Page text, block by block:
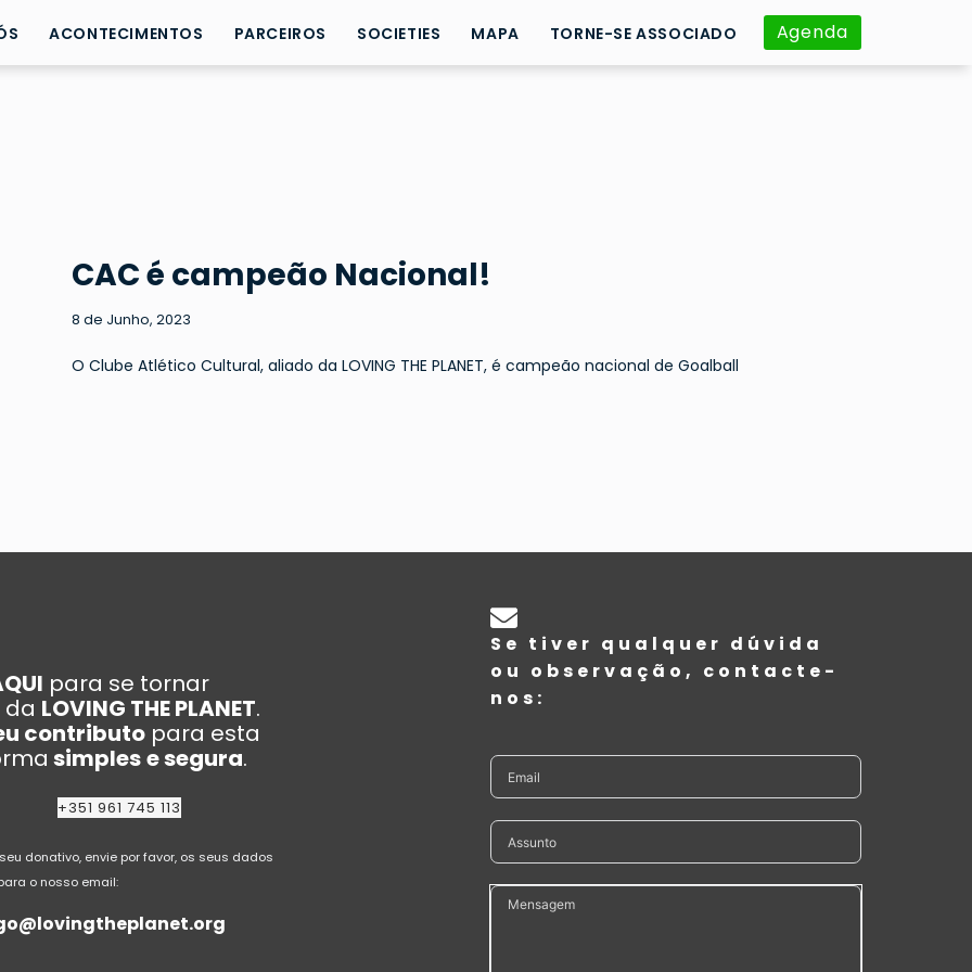
ACONTECIMENTOS PARCEIROS SOCIETIES MAPA TORNE-SE ASSOCIADO Agenda
CAC é campeão Nacional!
8 de Junho, 2023
O Clube Atlético Cultural, aliado da LOVING THE PLANET, é campeão nacional de Goalball
para se tornar
da LOVING THE PLANET.
contributo para esta
simplese segura.
+351 961 745 113
donativo, envie por favor, os seus dados
o nosso email:
Se tiver qualquer dúvida
ou observação, contacte-
nos: